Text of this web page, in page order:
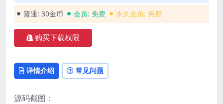
普通: 30金币 会员: 免费 永久会员: 免费
购买下载权限
详情介绍 常见问题
源码截图：